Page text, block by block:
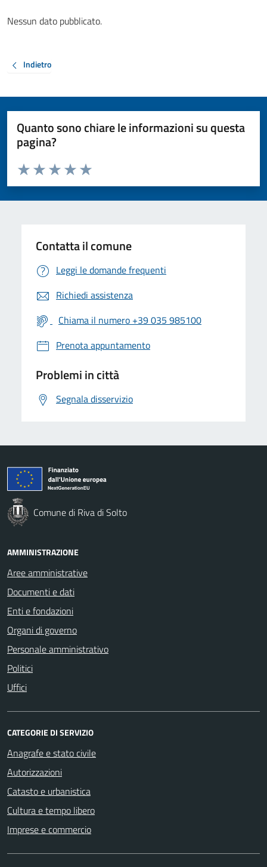
Nessun dato pubblicato.
Indietro
Quanto sono chiare le informazioni su questa
pagina?
Valuta da 1 a 5 stelle la pagina
Valuta 5 stelle su 5
Valuta 4 stelle su 5
Valuta 3 stelle su 5
Valuta 2 stelle su 5
Valuta 1 stelle su 5
Contatta il comune
Leggi le domande frequenti
Richiedi assistenza
Chiama il numero +39 035 985100
Prenota appuntamento
Problemi in città
Segnala disservizio
Comune di Riva di Solto
AMMINISTRAZIONE
Aree amministrative
Documenti e dati
Enti e fondazioni
Organi di governo
Personale amministrativo
Politici
Uffici
CATEGORIE DI SERVIZIO
Anagrafe e stato civile
Autorizzazioni
Catasto e urbanistica
Cultura e tempo libero
Imprese e commercio